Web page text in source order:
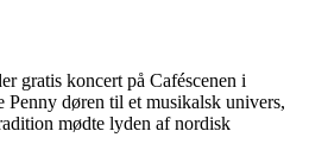
gratis koncert på Caféscenen i
Penny døren til et musikalsk univers,
mødte lyden af nordisk